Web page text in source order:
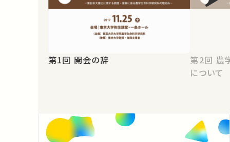
第1回 開会の辞
第2回 農学生命科学研究科の取組み
について